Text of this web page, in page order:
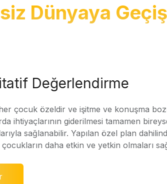
Dünyaya
Değerlendirme
çocuk özeldir ve işitme ve konuşma
ihtiyaçlarının giderilmesi tamamen
sağlanabilir. Yapılan özel plan
daha etkin ve yetkin olmaları